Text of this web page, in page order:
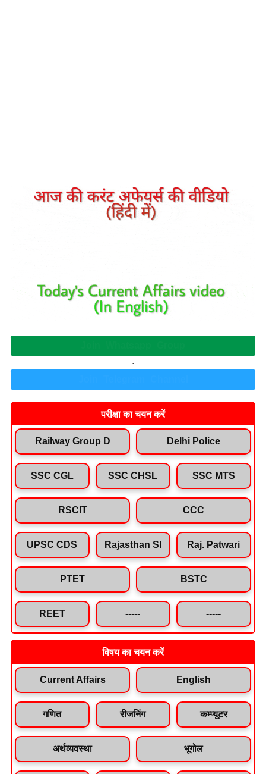
.
परीक्षा का चयन करें
Railway Group D Delhi Police
SSC CGL SSC CHSL SSC MTS
RSCIT CCC
UPSC CDS Rajasthan SI Raj. Patwari
PTET BSTC
REET ----- -----
विषय का चयन करें
Current Affairs English
गणित रीजनिंग कम्प्यूटर
अर्थव्यवस्था भूगोल